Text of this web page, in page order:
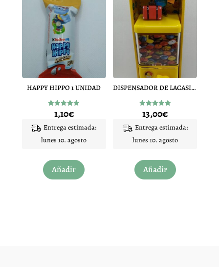
HAPPY HIPPO 1 UNIDAD
Valorado
con
de 5
1,10€
Entrega estimada:
lunes 10. agosto
Añadir
DISPENSADOR DE LACASITOS EXPLORADOR 45G
Valorado
con
de 5
13,00€
Entrega estimada:
lunes 10. agosto
Añadir